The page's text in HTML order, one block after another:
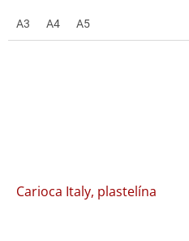
A3 A4 A5
Carioca Italy, plastelína